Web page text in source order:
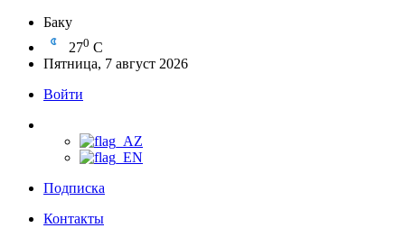
Баку
270 C
Пятница, 7 август 2026
Войти
Подписка
Контакты